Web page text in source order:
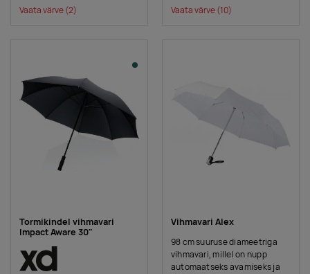
Vaata värve(2) Vaata värve(10)
Tormikindel vihmavari
Impact Aware 30"
Vihmavari Alex
98 cm suuruse diameetriga
vihmavari, millel on nupp
automaatseks avamiseks ja